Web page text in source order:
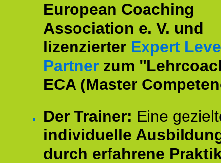
European Coaching
Association e. V. und
lizenzierter Expert
Partner zum
ECA (Master
Der Trainer: Eine
individuelle
durch erfahrene